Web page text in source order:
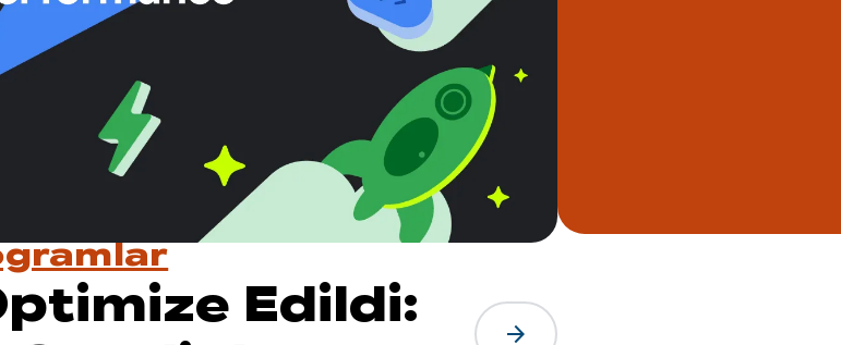
Edildi:
arrow_forward